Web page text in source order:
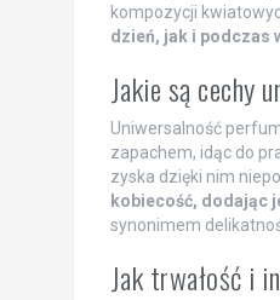
kompozycji
dzień, jak i podczas
Jakie są cechy
Uniwersalność
zapachem, idąc do
zyska dzięki nim
kobiecość, dodając
synonimem
Jak trwałość i